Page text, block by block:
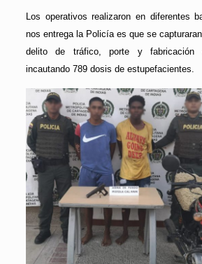
Los operativos realizaron en diferentes
nos entrega la Policía es que se
delito de tráfico, porte y fabricación
incautando 789 dosis de estupefacientes.